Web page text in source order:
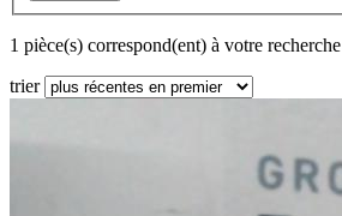
1 pièce(s) correspond(ent) à votre recherche
trier